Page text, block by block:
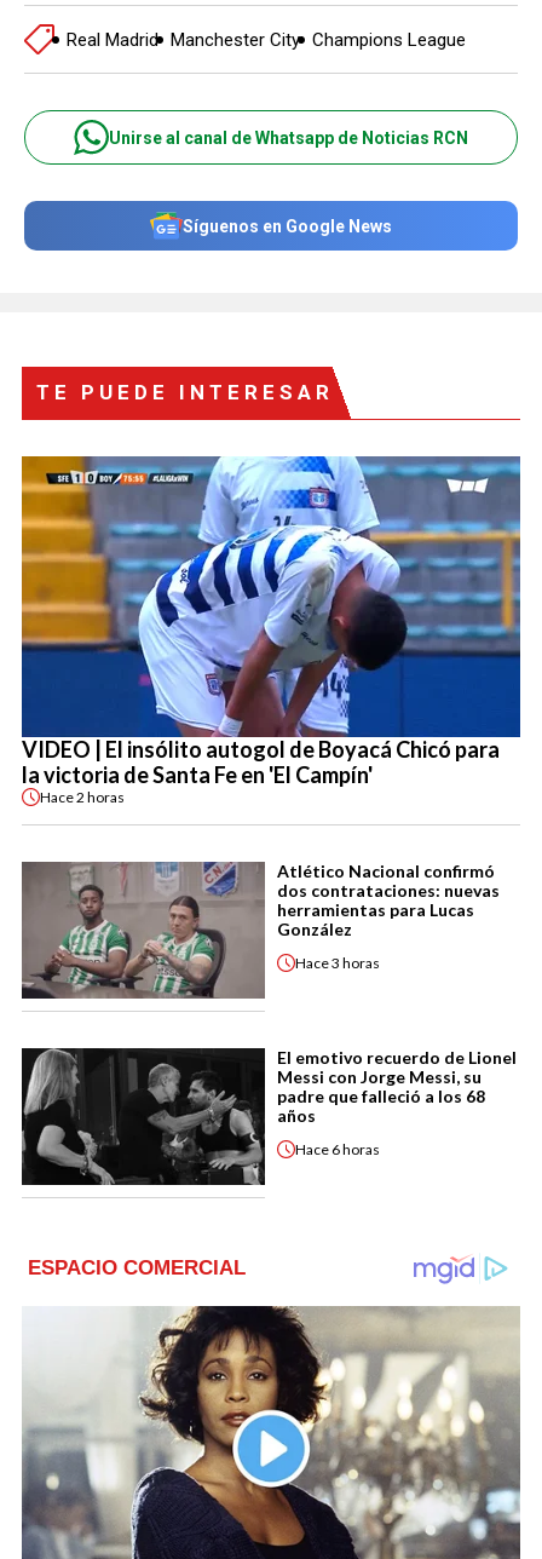
Real Madrid Manchester City Champions League
Unirse al canal de Whatsapp de Noticias RCN
Síguenos en Google News
TE PUEDE INTERESAR
VIDEO | El insólito autogol de Boyacá Chicó para
la victoria de Santa Fe en 'El Campín'
Hace2 horas
Atlético Nacional confirmó
dos contrataciones: nuevas
herramientas para Lucas
González
Hace3 horas
El emotivo recuerdo de Lionel
Messi con Jorge Messi, su
padre que falleció a los 68
años
Hace 6 horas